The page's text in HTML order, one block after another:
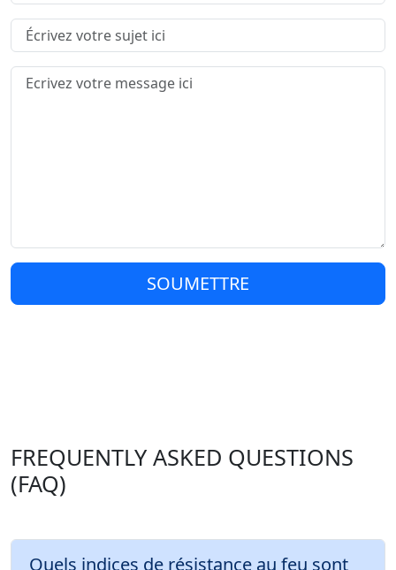
SOUMETTRE
FREQUENTLY ASKED QUESTIONS
(FAQ)
Quels indices de résistance au feu sont